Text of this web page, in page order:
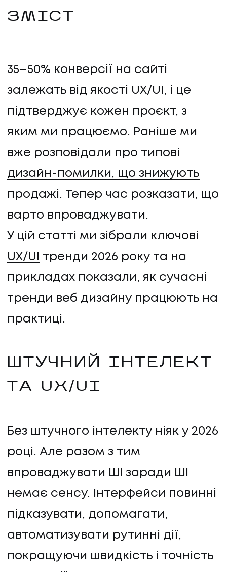
ЗМІСТ
35–50% конверсії на сайті
залежать від якості UX/UI, і це
підтверджує кожен проєкт, з
яким ми працюємо. Раніше ми
вже розповідали про типові
дизайн-помилки, що знижують
продажі. Тепер час розказати, що
варто впроваджувати.
У цій статті ми зібрали ключові
UX/UI
тренди 2026 року та на
прикладах показали, як сучасні
тренди веб дизайну працюють на
практиці.
ШТУЧНИЙ ІНТЕЛЕКТ
ТА UX/UI
Без штучного інтелекту ніяк у 2026
році. Але разом з тим
впроваджувати ШІ заради ШІ
немає сенсу. Інтерфейси повинні
підказувати, допомагати,
автоматизувати рутинні дії,
покращуючи швидкість і точність